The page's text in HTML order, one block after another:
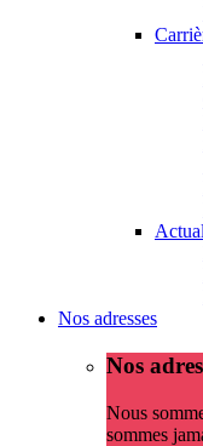
Nos adresses
Nos
Nous
sommes